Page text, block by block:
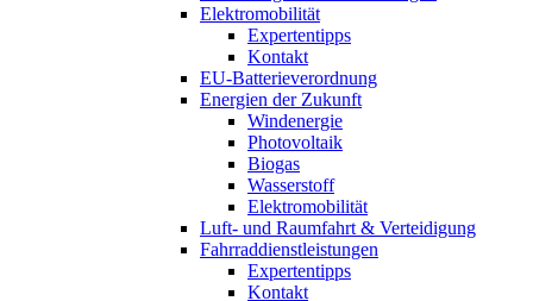
Elektromobilität
Expertentipps
Kontakt
EU-Batterieverordnung
Energien der Zukunft
Windenergie
Photovoltaik
Biogas
Wasserstoff
Elektromobilität
Luft- und Raumfahrt & Verteidigung
Fahrraddienstleistungen
Expertentipps
Kontakt